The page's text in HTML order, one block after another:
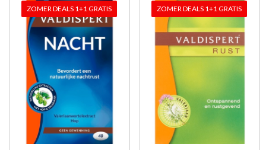
ZOMER DEALS 1+1 GRATIS ZOMER DEALS 1+1 GRATIS